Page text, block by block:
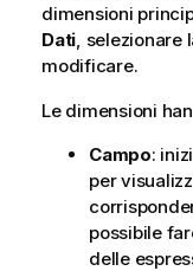
dimensioni
Dati ,
modificare.
Le dimensioni
Campo:
per
possibile
delle